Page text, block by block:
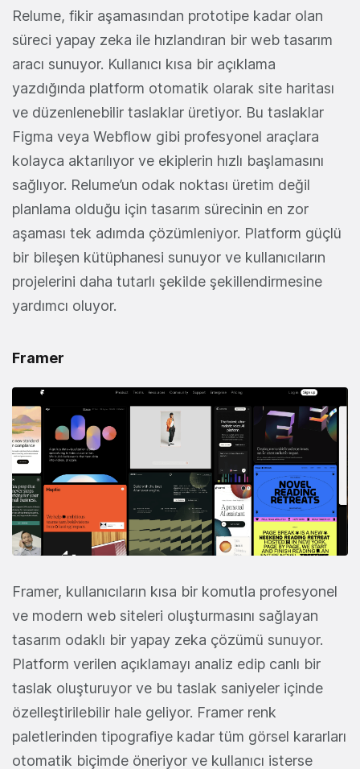
Relume, fikir aşamasından prototipe kadar olan
süreci yapay zeka ile hızlandıran bir web tasarım
aracı sunuyor. Kullanıcı kısa bir açıklama
yazdığında platform otomatik olarak site haritası
ve düzenlenebilir taslaklar üretiyor. Bu taslaklar
Figma veya Webflow gibi profesyonel araçlara
kolayca aktarılıyor ve ekiplerin hızlı başlamasını
sağlıyor. Relume’un odak noktası üretim değil
planlama olduğu için tasarım sürecinin en zor
aşaması tek adımda çözümleniyor. Platform güçlü
bir bileşen kütüphanesi sunuyor ve kullanıcıların
projelerini daha tutarlı şekilde şekillendirmesine
yardımcı oluyor.
Framer
Framer, kullanıcıların kısa bir komutla profesyonel
ve modern web siteleri oluşturmasını sağlayan
tasarım odaklı bir yapay zeka çözümü sunuyor.
Platform verilen açıklamayı analiz edip canlı bir
taslak oluşturuyor ve bu taslak saniyeler içinde
özelleştirilebilir hale geliyor. Framer renk
paletlerinden tipografiye kadar tüm görsel kararları
otomatik biçimde öneriyor ve kullanıcı isterse